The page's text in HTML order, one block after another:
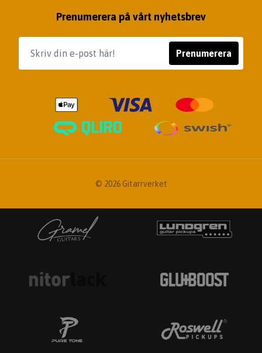
Prenumerera på vårt nyhetsbrev
Prenumerera
© 2026 Gitarrverket